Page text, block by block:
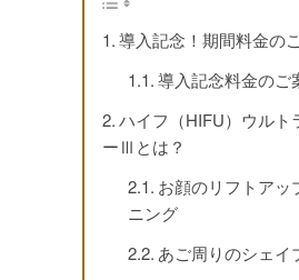
導入記念！期間料金の
導入記念料金のご
ハイフ（HIFU）ウルト
ーⅢとは？
お顔のリフトアッ
ニング
あご周りのシェイ